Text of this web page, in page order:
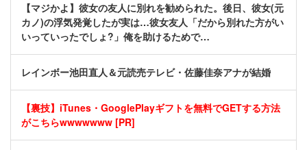
【マジかよ】彼女の友人に別れを勧められた。後日、彼女(元
カノ)の浮気発覚したが実は…彼女友人「だから別れた方がい
いっていったでしょ?」俺を助けるためで…
レインボー池田直人＆元読売テレビ・佐藤佳奈アナが結婚
【裏技】iTunes・GooglePlayギフトを無料でGETする方法
がこちらwwwwwww [PR]